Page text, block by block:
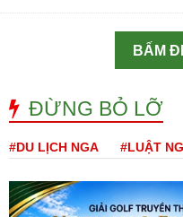
BẤM
ĐỪNG BỎ LỠ
#DU LỊCH NGA #LUẬT